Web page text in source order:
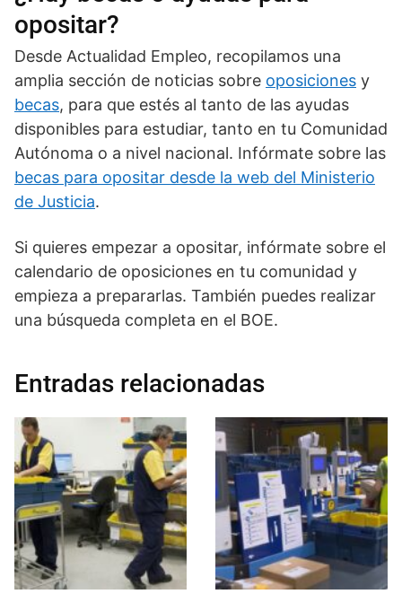
opositar?
Desde Actualidad Empleo, recopilamos una
amplia sección de noticias sobre oposiciones y
becas, para que estés al tanto de las ayudas
disponibles para estudiar, tanto en tu Comunidad
Autónoma o a nivel nacional. Infórmate sobre las
becas para opositar desde la web del Ministerio
de Justicia.
Si quieres empezar a opositar, infórmate sobre el
calendario de oposiciones en tu comunidad y
empieza a prepararlas. También puedes realizar
una búsqueda completa en el BOE.
Entradas relacionadas